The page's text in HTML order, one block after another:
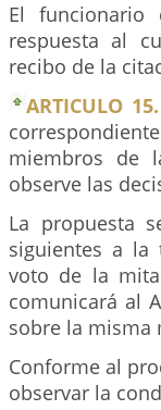
El funcionario
respuesta al
recibo de la
ARTICULO
miembros de
observe las
La propuesta
siguientes a la
voto de la
comunicará al
sobre la misma
Conforme al
observar la